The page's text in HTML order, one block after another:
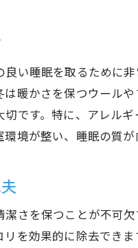
遮光カ
静かな
快適な
植物を
ブルー
睡眠ア
い睡眠を取るために
暖かさを保つウール
です。特に、アレル
境が整い、睡眠の質が
さを保つことが不可
を効果的に除去でき